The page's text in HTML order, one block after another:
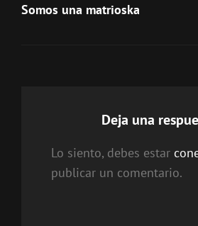
siguiente
Somos una matrioska
Deja una
Lo siento, debes estar
publicar un comentario.